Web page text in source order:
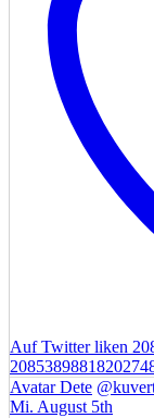
Auf Twitter liken
Avatar Dete
Mi. August 5th